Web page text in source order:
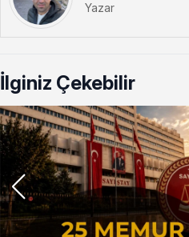
Yazar
İlginiz Çekebilir